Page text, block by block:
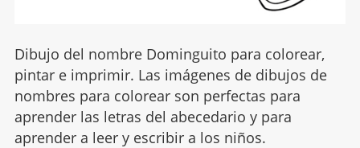
Dibujo del nombre Dominguito para colorear,
pintar e imprimir. Las imágenes de dibujos de
nombres para colorear son perfectas para
aprender las letras del abecedario y para
aprender a leer y escribir a los niños.